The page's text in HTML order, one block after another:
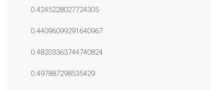
0.4245228027724305
0.44096099291640967
0.48203363744740824
0.497887298535429